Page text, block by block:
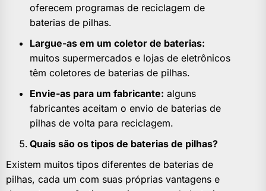
oferecem programas de reciclagem de
baterias de pilhas.
Largue-as em um coletor de baterias:
muitos supermercados e lojas de eletrônicos
têm coletores de baterias de pilhas.
Envie-as para um fabricante: alguns
fabricantes aceitam o envio de baterias de
pilhas de volta para reciclagem.
Quais são os tipos de baterias de pilhas?
Existem muitos tipos diferentes de baterias de
pilhas, cada um com suas próprias vantagens e